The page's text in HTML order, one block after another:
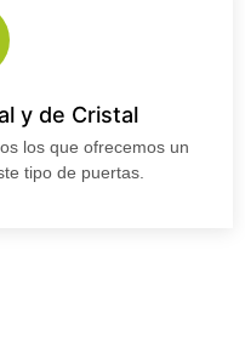
y de Cristal
los que ofrecemos un
tipo de puertas.